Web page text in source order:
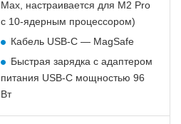
Max, настраивается для M2 Pro
с 10-ядерным процессором)
Кабель USB-C — MagSafe
Быстрая зарядка с адаптером
питания USB‑C мощностью 96
Вт